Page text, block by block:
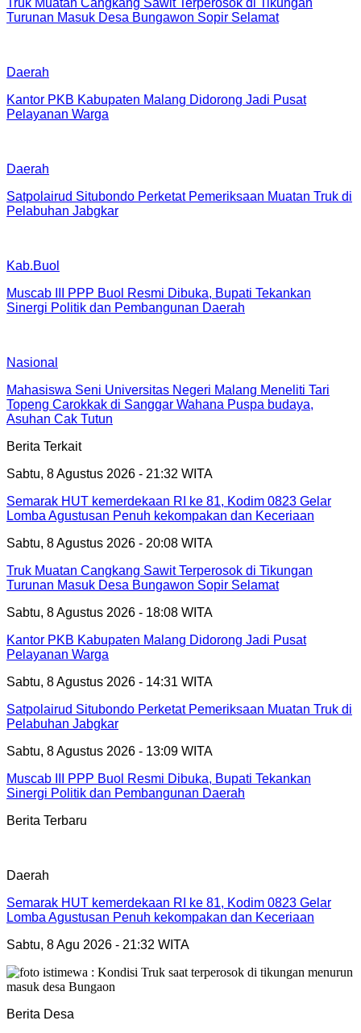
Turunan Masuk Desa Bungawon Sopir Selamat
Daerah
Kantor PKB Kabupaten Malang Didorong Jadi Pusat
Pelayanan Warga
Daerah
Satpolairud Situbondo Perketat Pemeriksaan Muatan Truk di
Pelabuhan Jabgkar
Kab.Buol
Muscab III PPP Buol Resmi Dibuka, Bupati Tekankan
Sinergi Politik dan Pembangunan Daerah
Nasional
Mahasiswa Seni Universitas Negeri Malang Meneliti Tari
Topeng Carokkak di Sanggar Wahana Puspa budaya,
Asuhan Cak Tutun
Berita Terkait
Sabtu, 8 Agustus 2026 - 21:32 WITA
Semarak HUT kemerdekaan RI ke 81, Kodim 0823 Gelar
Lomba Agustusan Penuh kekompakan dan Keceriaan
Sabtu, 8 Agustus 2026 - 20:08 WITA
Truk Muatan Cangkang Sawit Terperosok di Tikungan
Turunan Masuk Desa Bungawon Sopir Selamat
Sabtu, 8 Agustus 2026 - 18:08 WITA
Kantor PKB Kabupaten Malang Didorong Jadi Pusat
Pelayanan Warga
Sabtu, 8 Agustus 2026 - 14:31 WITA
Satpolairud Situbondo Perketat Pemeriksaan Muatan Truk di
Pelabuhan Jabgkar
Sabtu, 8 Agustus 2026 - 13:09 WITA
Muscab III PPP Buol Resmi Dibuka, Bupati Tekankan
Sinergi Politik dan Pembangunan Daerah
Berita Terbaru
Daerah
Semarak HUT kemerdekaan RI ke 81, Kodim 0823 Gelar
Lomba Agustusan Penuh kekompakan dan Keceriaan
Sabtu, 8 Agu 2026 - 21:32 WITA
Berita Desa